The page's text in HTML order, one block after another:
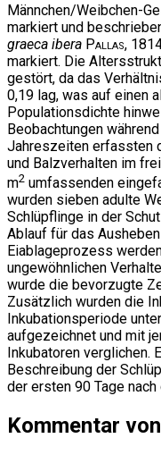
Männchen/Weibchen-
markiert und
graeca ibera Pallas,
markiert. Die
gestört, da das
0,19 lag, was auf einen
Populationsdichte
Beobachtungen
Jahreszeiten erfassten
und Balzverhalten im
m2 umfassenden
wurden sieben adulte
Schlüpflinge in der
Ablauf für das
Eiablageprozess
ungewöhnlichen
wurde die bevorzugte
Zusätzlich wurden die
Inkubationsperiode
aufgezeichnet und mit
Inkubatoren
Beschreibung der
der ersten 90 Tage
Kommentar